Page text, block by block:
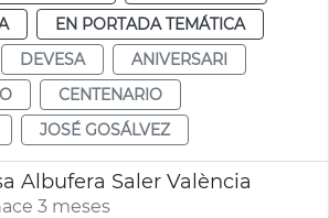
EN PORTADA TEMÁTICA
DEVESA
ANIVERSARI
CENTENARIO
JOSÉ GOSÁLVEZ
Albufera Saler València
3 meses